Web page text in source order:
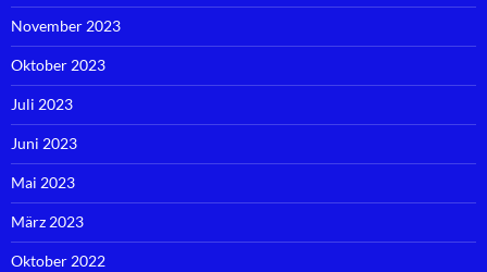
November 2023
Oktober 2023
Juli 2023
Juni 2023
Mai 2023
März 2023
Oktober 2022